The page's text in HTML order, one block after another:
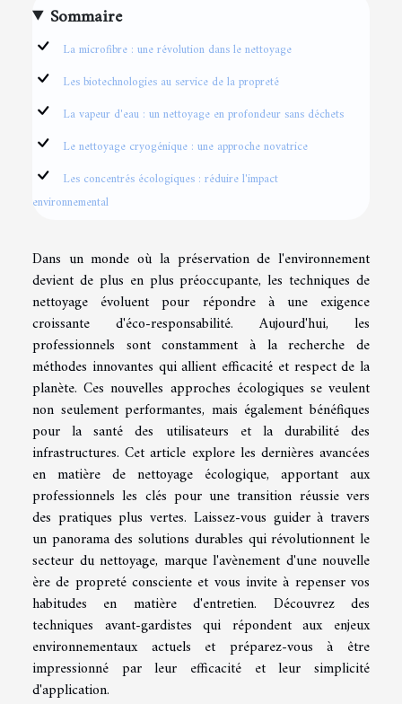
Sommaire
La microfibre : une révolution dans le nettoyage
Les biotechnologies au service de la propreté
La vapeur d'eau : un nettoyage en profondeur sans déchets
Le nettoyage cryogénique : une approche novatrice
Les concentrés écologiques : réduire l'impact
environnemental
Dans un monde où la préservation de l'environnement
devient de plus en plus préoccupante, les techniques de
nettoyage évoluent pour répondre à une exigence
croissante d'éco-responsabilité. Aujourd'hui, les
professionnels sont constamment à la recherche de
méthodes innovantes qui allient efficacité et respect de la
planète. Ces nouvelles approches écologiques se veulent
non seulement performantes, mais également bénéfiques
pour la santé des utilisateurs et la durabilité des
infrastructures. Cet article explore les dernières avancées
en matière de nettoyage écologique, apportant aux
professionnels les clés pour une transition réussie vers
des pratiques plus vertes. Laissez-vous guider à travers
un panorama des solutions durables qui révolutionnent le
secteur du nettoyage, marque l'avènement d'une nouvelle
ère de propreté consciente et vous invite à repenser vos
habitudes en matière d'entretien. Découvrez des
techniques avant-gardistes qui répondent aux enjeux
environnementaux actuels et préparez-vous à être
impressionné par leur efficacité et leur simplicité
d'application.